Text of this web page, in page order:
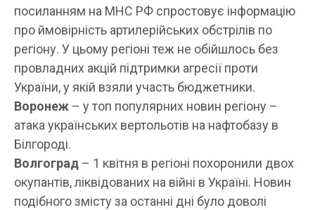
посиланням на МНС РФ спростовує інформацію
про ймовірність артилерійських обстрілів по
регіону. У цьому регіоні теж не обійшлось без
провладних акцій підтримки агресії проти
України, у якій взяли участь бюджетники.
Воронеж – у топ популярних новин регіону –
атака українських вертольотів на нафтобазу в
Білгороді.
Волгоград – 1 квітня в регіоні похоронили двох
окупантів, ліквідованих на війні в Україні. Новин
подібного змісту за останні дні було доволі